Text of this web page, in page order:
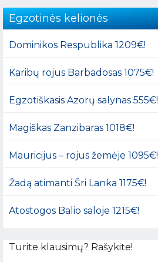
Egzotinės kelionės
Dominikos Respublika 1209€!
Karibų rojus Barbadosas 1075€!
Egzotiškasis Azorų salynas 555€!
Magiškas Zanzibaras 1018€!
Mauricijus – rojus žemėje 1095€!
Žadą atimanti Šri Lanka 1175€!
Atostogos Balio saloje 1215€!
Turite klausimų? Rašykite!